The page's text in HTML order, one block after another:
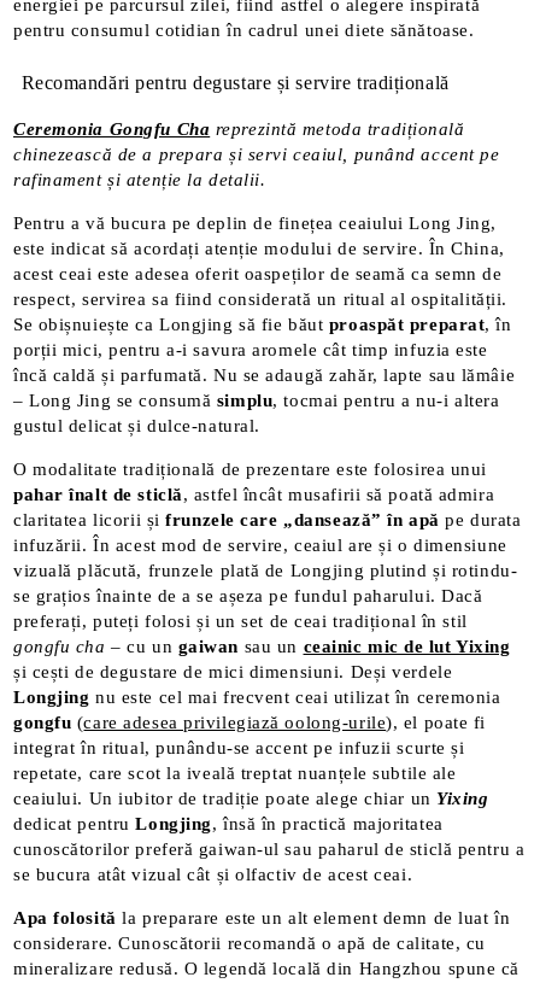
energiei pe parcursul zilei, fiind astfel o alegere inspirată
pentru consumul cotidian în cadrul unei diete sănătoase.
Recomandări pentru degustare și servire tradițională
Ceremonia Gongfu Cha reprezintă metoda tradițională
chinezească de a prepara și servi ceaiul, punând accent pe
rafinament și atenție la detalii.
Pentru a vă bucura pe deplin de finețea ceaiului Long Jing,
este indicat să acordați atenție modului de servire. În China,
acest ceai este adesea oferit oaspeților de seamă ca semn de
respect, servirea sa fiind considerată un ritual al ospitalității.
Se obișnuiește ca Longjing să fie băut proaspăt preparat, în
porții mici, pentru a-i savura aromele cât timp infuzia este
încă caldă și parfumată. Nu se adaugă zahăr, lapte sau lămâie
– Long Jing se consumă simplu, tocmai pentru a nu-i altera
gustul delicat și dulce-natural.
O modalitate tradițională de prezentare este folosirea unui
pahar înalt de sticlă, astfel încât musafirii să poată admira
claritatea licorii șifrunzele care „dansează” în apă pe durata
infuzării​. În acest mod de servire, ceaiul are și o dimensiune
vizuală plăcută, frunzele plată de Longjing plutind și rotindu-
se grațios înainte de a se așeza pe fundul paharului. Dacă
preferați, puteți folosi și un set de ceai tradițional în stil
gongfu cha – cu un gaiwan sau un ceainic mic de lut Yixing
și cești de degustare de mici dimensiuni. Deși verdele
Longjingnu este cel mai frecvent ceai utilizat în ceremonia
gongfu (care adesea privilegiază oolong-urile), el poate fi
integrat în ritual, punându-se accent pe infuzii scurte și
repetate, care scot la iveală treptat nuanțele subtile ale
ceaiului. Un iubitor de tradiție poate alege chiar unYixing
dedicat pentruLongjing, însă în practică majoritatea
cunoscătorilor preferă gaiwan-ul sau paharul de sticlă pentru a
se bucura atât vizual cât și olfactiv de acest ceai​.
Apa folosită la preparare este un alt element demn de luat în
considerare. Cunoscătorii recomandă o apă de calitate, cu
mineralizare redusă. O legendă locală din Hangzhou spune că